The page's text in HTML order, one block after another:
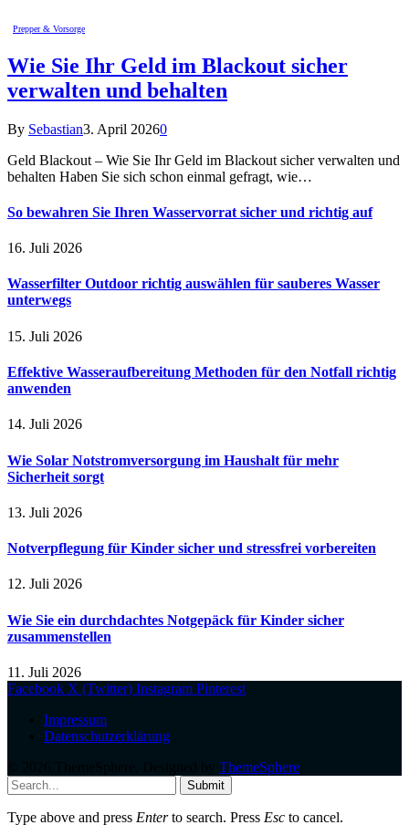
Prepper & Vorsorge
Wie Sie Ihr Geld im Blackout sicher
verwalten und behalten
By Sebastian3. April 20260
Geld Blackout – Wie Sie Ihr Geld im Blackout sicher verwalten und
behalten Haben Sie sich schon einmal gefragt, wie…
So bewahren Sie Ihren Wasservorrat sicher und richtig auf
16. Juli 2026
Wasserfilter Outdoor richtig auswählen für sauberes Wasser
unterwegs
15. Juli 2026
Effektive Wasseraufbereitung Methoden für den Notfall richtig
anwenden
14. Juli 2026
Wie Solar Notstromversorgung im Haushalt für mehr
Sicherheit sorgt
13. Juli 2026
Notverpflegung für Kinder sicher und stressfrei vorbereiten
12. Juli 2026
Wie Sie ein durchdachtes Notgepäck für Kinder sicher
zusammenstellen
11. Juli 2026
Facebook X (Twitter) Instagram Pinterest
Impressum
Datenschutzerklärung
ThemeSphere
Submit
Type above and press Enterto search. Press Esc to cancel.